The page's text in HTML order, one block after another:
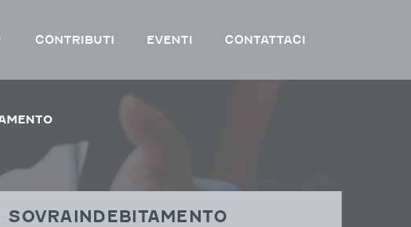
CONTRIBUTI EVENTI CONTATTACI